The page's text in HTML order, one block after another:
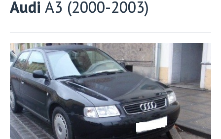
Audi A3 (2000-2003)